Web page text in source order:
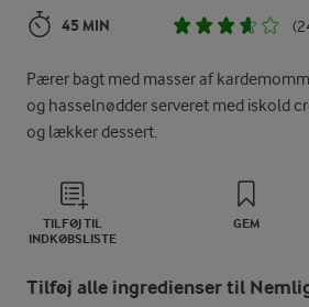
45 MIN
Pærer bagt med masser af
og hasselnødder serveret med iskold
og lækker dessert.
TILFØJ TIL
INDKØBSLISTE
GEM
Tilføj alle ingredienser til